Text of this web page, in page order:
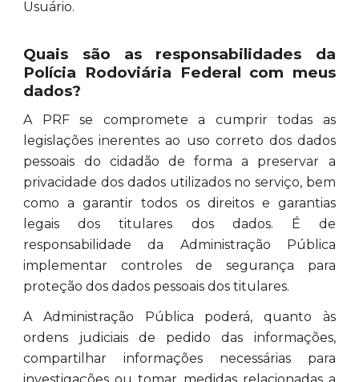
Usuário.
Quais são as responsabilidades da
Polícia Rodoviária Federal com meus
dados?
A PRF se compromete a cumprir todas as
legislações inerentes ao uso correto dos dados
pessoais do cidadão de forma a preservar a
privacidade dos dados utilizados no serviço, bem
como a garantir todos os direitos e garantias
legais dos titulares dos dados. É de
responsabilidade da Administração Pública
implementar controles de segurança para
proteção dos dados pessoais dos titulares.
A Administração Pública poderá, quanto às
ordens judiciais de pedido das informações,
compartilhar informações necessárias para